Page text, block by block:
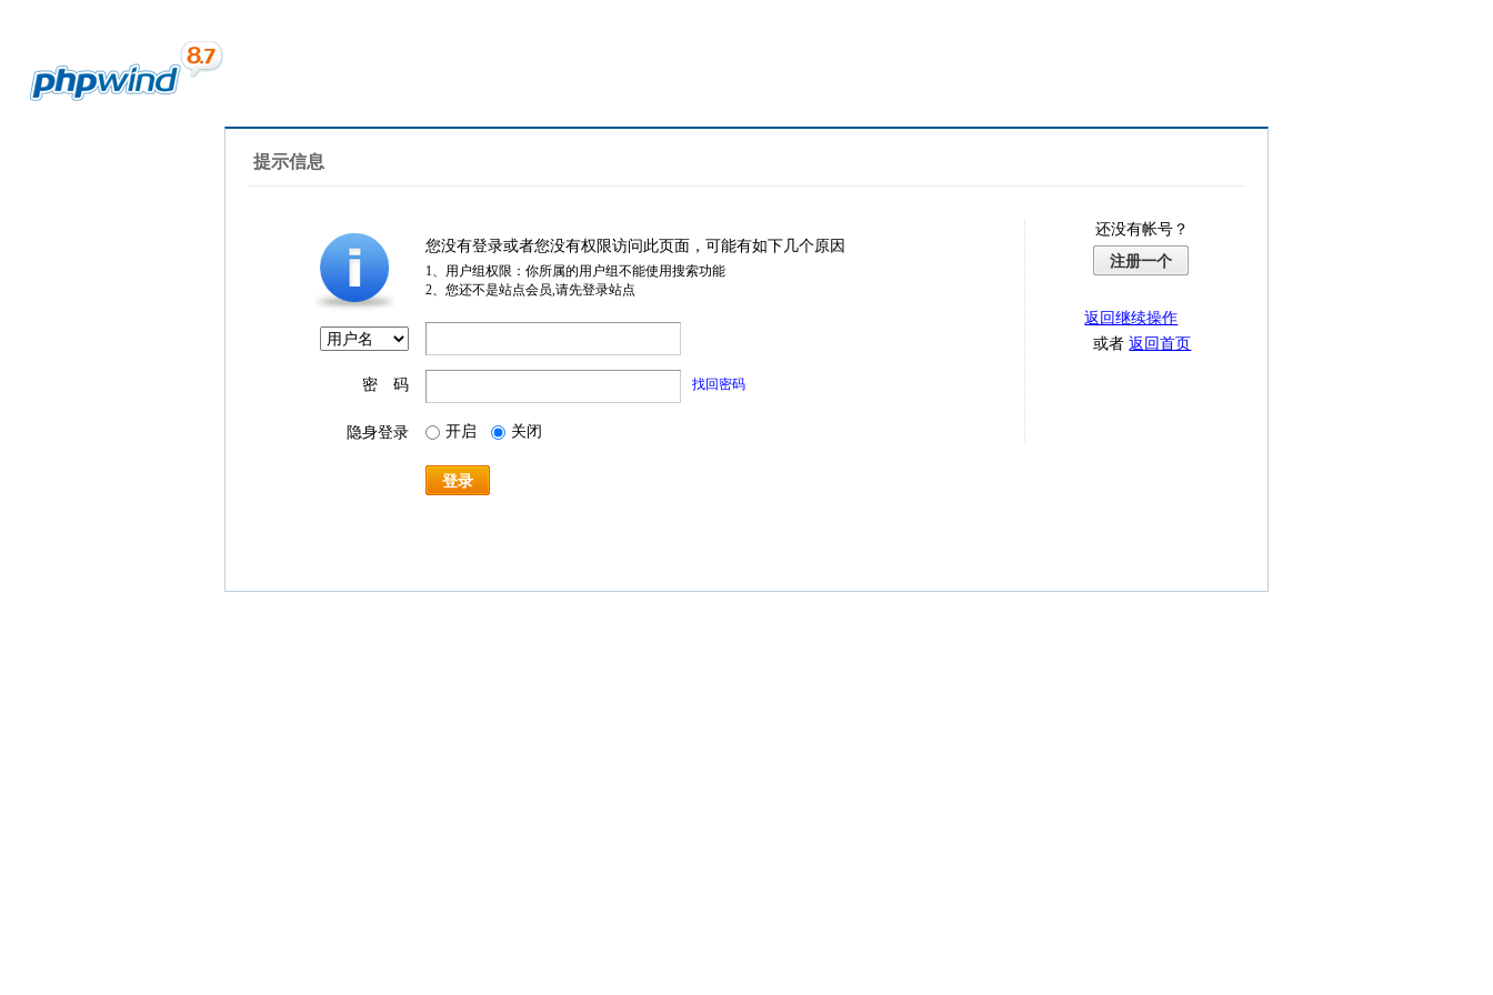
提示信息
您没有登录或者您没有权限访问此页面，可能有如下几个原因
1、用户组权限：你所属的用户组不能使用搜索功能
2、您还不是站点会员,请先登录站点
密 码 找回密码
隐身登录 开启 关闭
登录
还没有帐号？
注册一个
返回继续操作
或者返回首页